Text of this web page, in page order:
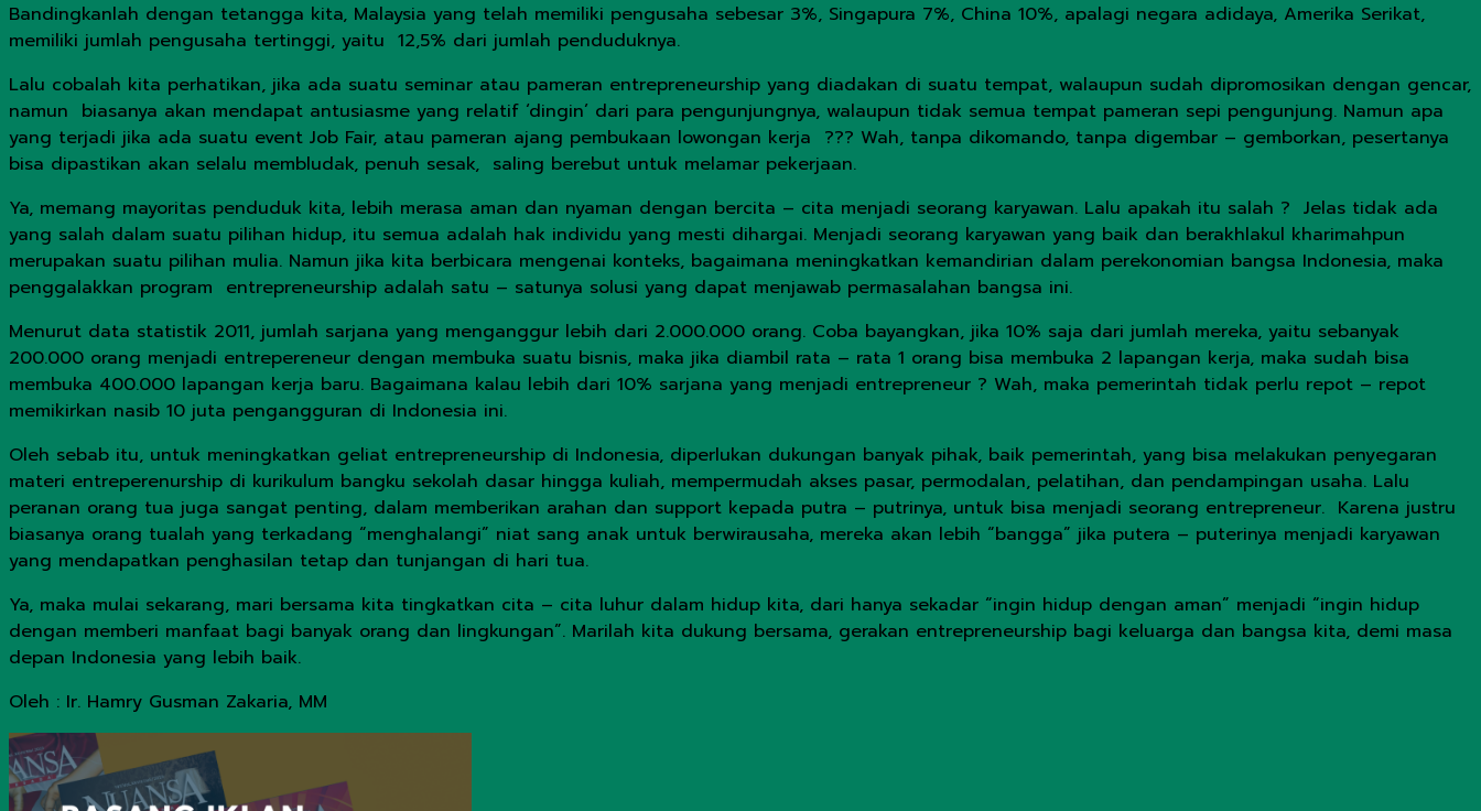
Bandingkanlah dengan tetangga kita, Malaysia yang telah memiliki pengusaha sebesar 3%, Singapura 7%, China 10%, apalagi negara adidaya, Amerika Serikat,
memiliki jumlah pengusaha tertinggi, yaitu 12,5% dari jumlah penduduknya.
Lalu cobalah kita perhatikan, jika ada suatu seminar atau pameran entrepreneurship yang diadakan di suatu tempat, walaupun sudah dipromosikan dengan gencar,
namun biasanya akan mendapat antusiasme yang relatif ‘dingin’ dari para pengunjungnya, walaupun tidak semua tempat pameran sepi pengunjung. Namun apa
yang terjadi jika ada suatu event Job Fair, atau pameran ajang pembukaan lowongan kerja ??? Wah, tanpa dikomando, tanpa digembar – gemborkan, pesertanya
bisa dipastikan akan selalu membludak, penuh sesak, saling berebut untuk melamar pekerjaan.
Ya, memang mayoritas penduduk kita, lebih merasa aman dan nyaman dengan bercita – cita menjadi seorang karyawan. Lalu apakah itu salah ? Jelas tidak ada
yang salah dalam suatu pilihan hidup, itu semua adalah hak individu yang mesti dihargai. Menjadi seorang karyawan yang baik dan berakhlakul kharimahpun
merupakan suatu pilihan mulia. Namun jika kita berbicara mengenai konteks, bagaimana meningkatkan kemandirian dalam perekonomian bangsa Indonesia, maka
penggalakkan program entrepreneurship adalah satu – satunya solusi yang dapat menjawab permasalahan bangsa ini.
Menurut data statistik 2011, jumlah sarjana yang menganggur lebih dari 2.000.000 orang. Coba bayangkan, jika 10% saja dari jumlah mereka, yaitu sebanyak
200.000 orang menjadi entrepereneur dengan membuka suatu bisnis, maka jika diambil rata – rata 1 orang bisa membuka 2 lapangan kerja, maka sudah bisa
membuka 400.000 lapangan kerja baru. Bagaimana kalau lebih dari 10% sarjana yang menjadi entrepreneur ? Wah, maka pemerintah tidak perlu repot – repot
memikirkan nasib 10 juta pengangguran di Indonesia ini.
Oleh sebab itu, untuk meningkatkan geliat entrepreneurship di Indonesia, diperlukan dukungan banyak pihak, baik pemerintah, yang bisa melakukan penyegaran
materi entreperenurship di kurikulum bangku sekolah dasar hingga kuliah, mempermudah akses pasar, permodalan, pelatihan, dan pendampingan usaha. Lalu
peranan orang tua juga sangat penting, dalam memberikan arahan dan support kepada putra – putrinya, untuk bisa menjadi seorang entrepreneur. Karena justru
biasanya orang tualah yang terkadang “menghalangi” niat sang anak untuk berwirausaha, mereka akan lebih “bangga” jika putera – puterinya menjadi karyawan
yang mendapatkan penghasilan tetap dan tunjangan di hari tua.
Ya, maka mulai sekarang, mari bersama kita tingkatkan cita – cita luhur dalam hidup kita, dari hanya sekadar “ingin hidup dengan aman” menjadi “ingin hidup
dengan memberi manfaat bagi banyak orang dan lingkungan”. Marilah kita dukung bersama, gerakan entrepreneurship bagi keluarga dan bangsa kita, demi masa
depan Indonesia yang lebih baik.
Oleh : Ir. Hamry Gusman Zakaria, MM